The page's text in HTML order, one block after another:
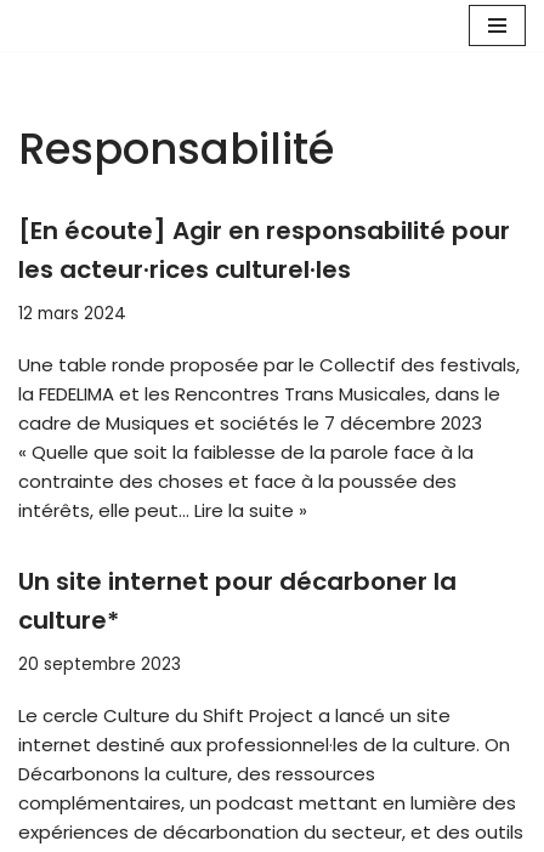
Responsabilité
[En écoute] Agir en responsabilité pour
les acteur·rices culturel·les
12 mars 2024
Une table ronde proposée par le Collectif des festivals,
la FEDELIMA et les Rencontres Trans Musicales, dans le
cadre de Musiques et sociétés le 7 décembre 2023
« Quelle que soit la faiblesse de la parole face à la
contrainte des choses et face à la poussée des
intérêts, elle peut… Lire la suite »
Un site internet pour décarboner la
culture*
20 septembre 2023
Le cercle Culture du Shift Project a lancé un site
internet destiné aux professionnel·les de la culture. On
Décarbonons la culture, des ressources
complémentaires, un podcast mettant en lumière des
expériences de décarbonation du secteur, et des outils